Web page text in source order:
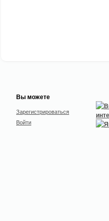
Вы можете
Зарегистрироваться
Войти